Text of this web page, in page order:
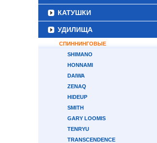
КАТУШКИ
УДИЛИЩА
СПИННИНГОВЫЕ
SHIMANO
HONNAMI
DAIWA
ZENAQ
HIDEUP
SMITH
GARY LOOMIS
TENRYU
TRANSCENDENCE